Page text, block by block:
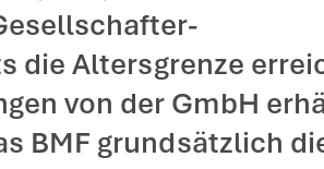
sich zur